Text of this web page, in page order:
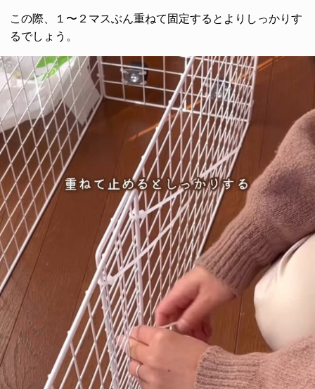
この際、１〜２マスぶん重ねて固定するとよりしっかりす
るでしょう。